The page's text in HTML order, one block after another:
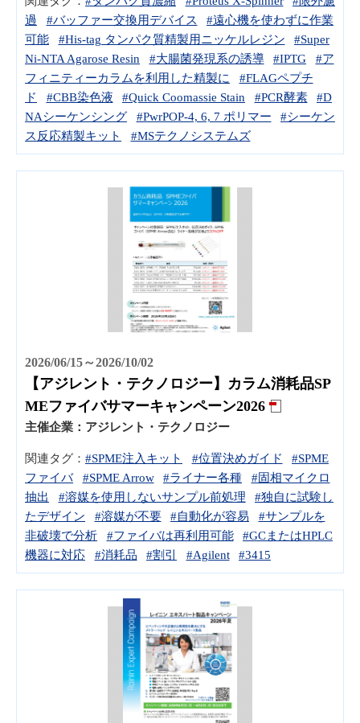
過
#バッファー交換用デバイス
#遠心機を使わずに作業
可能
#His-tag タンパク質精製用ニッケルレジン
#Super
Ni-NTA Agarose Resin
#大腸菌発現系の誘導 #IPTG
#ア
フィニティーカラムを利用した精製に
#FLAGペプチ
ド
#CBB染色液 #Quick Coomassie Stain #PCR酵素
#D
NAシーケンシング
#PwrPOP-4, 6, 7 ポリマー
#シーケン
ス反応精製キット
#MSテクノシステムズ
2026/06/15～2026/10/02
【アジレント・テクノロジー】カラム消耗品SP
MEファイバサマーキャンペーン2026
主催企業： アジレント・テクノロジー
関連タグ： #SPME注入キット #位置決めガイド
#SPME
ファイバ
#SPME Arrow #ライナー各種
#固相マイクロ
抽出
#溶媒を使用しないサンプル前処理
#独自に試験し
たデザイン
#溶媒が不要 #自動化が容易
#サンプルを
非破壊で分析
#ファイバは再利用可能
#GCまたはHPLC
機器に対応
#消耗品 #割引 #Agilent #3415